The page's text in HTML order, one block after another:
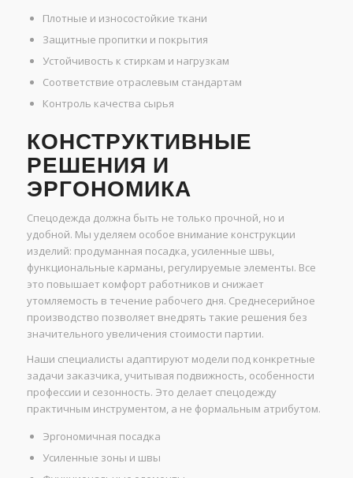
Плотные и износостойкие ткани
Защитные пропитки и покрытия
Устойчивость к стиркам и нагрузкам
Соответствие отраслевым стандартам
Контроль качества сырья
КОНСТРУКТИВНЫЕ
РЕШЕНИЯ И
ЭРГОНОМИКА
Спецодежда должна быть не только прочной, но и
удобной. Мы уделяем особое внимание конструкции
изделий: продуманная посадка, усиленные швы,
функциональные карманы, регулируемые элементы. Все
это повышает комфорт работников и снижает
утомляемость в течение рабочего дня. Среднесерийное
производство позволяет внедрять такие решения без
значительного увеличения стоимости партии.
Наши специалисты адаптируют модели под конкретные
задачи заказчика, учитывая подвижность, особенности
профессии и сезонность. Это делает спецодежду
практичным инструментом, а не формальным атрибутом.
Эргономичная посадка
Усиленные зоны и швы